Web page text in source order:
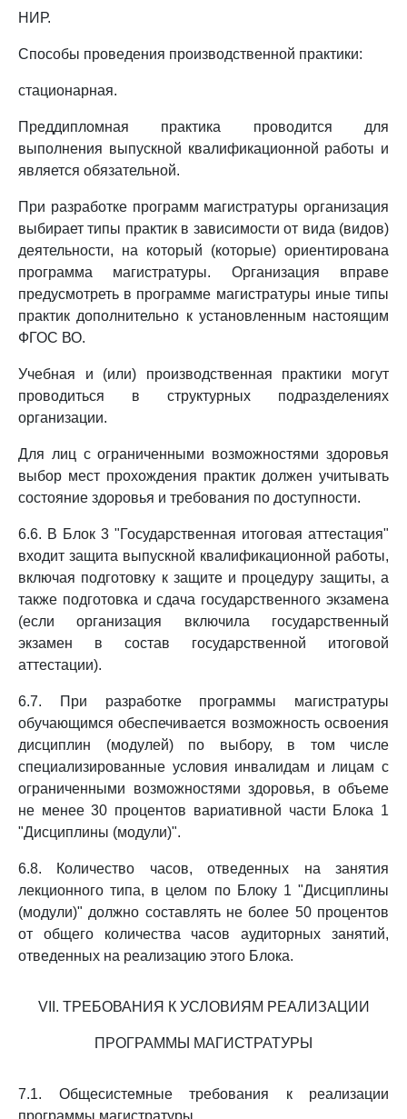
НИР.
Способы проведения производственной практики:
стационарная.
Преддипломная практика проводится для
выполнения выпускной квалификационной работы и
является обязательной.
При разработке программ магистратуры организация
выбирает типы практик в зависимости от вида (видов)
деятельности, на который (которые) ориентирована
программа магистратуры. Организация вправе
предусмотреть в программе магистратуры иные типы
практик дополнительно к установленным настоящим
ФГОС ВО.
Учебная и (или) производственная практики могут
проводиться в структурных подразделениях
организации.
Для лиц с ограниченными возможностями здоровья
выбор мест прохождения практик должен учитывать
состояние здоровья и требования по доступности.
6.6. В Блок 3 "Государственная итоговая аттестация"
входит защита выпускной квалификационной работы,
включая подготовку к защите и процедуру защиты, а
также подготовка и сдача государственного экзамена
(если организация включила государственный
экзамен в состав государственной итоговой
аттестации).
6.7. При разработке программы магистратуры
обучающимся обеспечивается возможность освоения
дисциплин (модулей) по выбору, в том числе
специализированные условия инвалидам и лицам с
ограниченными возможностями здоровья, в объеме
не менее 30 процентов вариативной части Блока 1
"Дисциплины (модули)".
6.8. Количество часов, отведенных на занятия
лекционного типа, в целом по Блоку 1 "Дисциплины
(модули)" должно составлять не более 50 процентов
от общего количества часов аудиторных занятий,
отведенных на реализацию этого Блока.
VII. ТРЕБОВАНИЯ К УСЛОВИЯМ РЕАЛИЗАЦИИ
ПРОГРАММЫ МАГИСТРАТУРЫ
7.1. Общесистемные требования к реализации
программы магистратуры.